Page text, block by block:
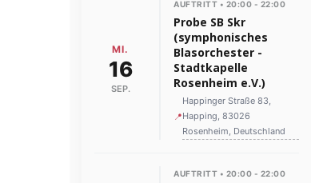
MI.
16
SEP.
AUFTRITT • 20:00 - 22:00
Probe SB Skr
(symphonisches
Blasorchester -
Stadtkapelle
Rosenheim e.V.)
📍
Happinger Straße 83,
Happing, 83026
Rosenheim, Deutschland
AUFTRITT • 20:00 - 22:00